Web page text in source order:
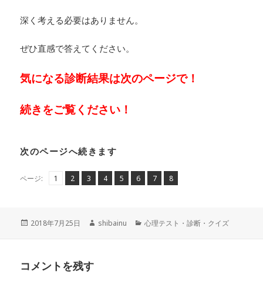
深く考える必要はありません。
ぜひ直感で答えてください。
気になる診断結果は次のページで！
続きをご覧ください！
次のページへ続きます
ページ:
ペ1 ,
ペ
2 ,
ペ
3 ,
ペ
4 ,
ペ
5 ,
ペ
6 ,
ペ
7 ,
ペ
8
投
2018年7月25日
作
shibainu
カ
心理テスト・診断・クイズ
コメントを残す